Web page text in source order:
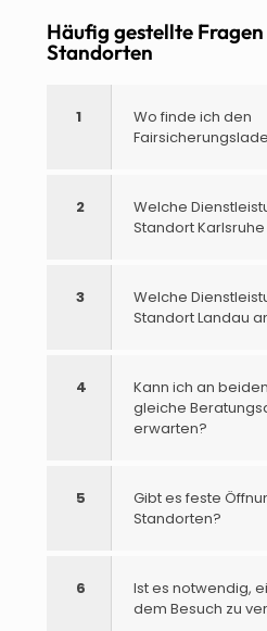
Häufig gestellte Fragen
Standorten
1
Wo finde ich den
2
Welche
Standort
3
Welche
Standort Landau
4
Kann ich an
gleiche
erwarten?
5
Gibt es feste
Standorten?
6
Ist es notwendig,
dem Besuch zu